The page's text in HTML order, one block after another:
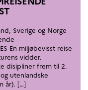
Sverige og Norge
En miljøbevisst reise
vidder.
disipliner frem til 2.
utenlandske
år). […]